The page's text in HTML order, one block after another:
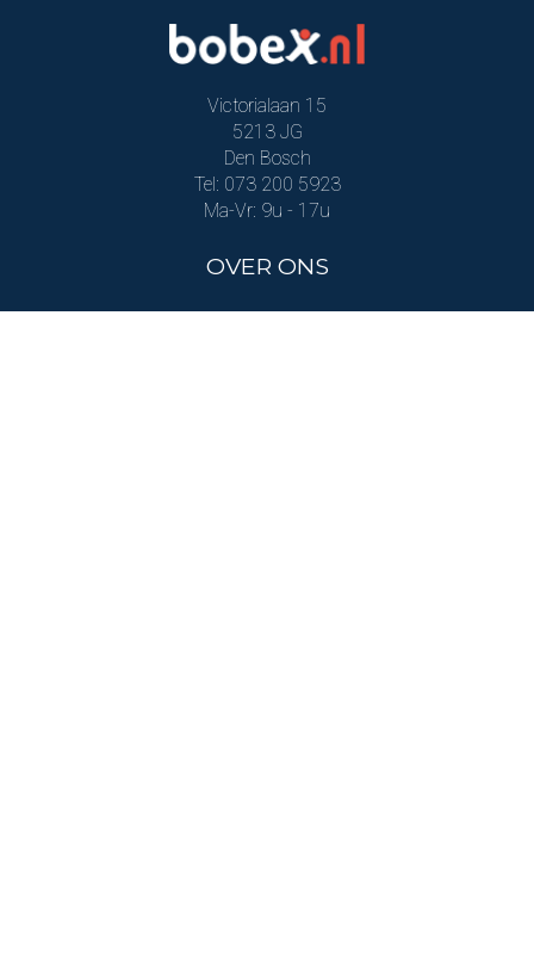
Victorialaan 15
5213 JG
Den Bosch
Tel: 073 200 5923
Ma-Vr: 9u - 17u
OVER ONS